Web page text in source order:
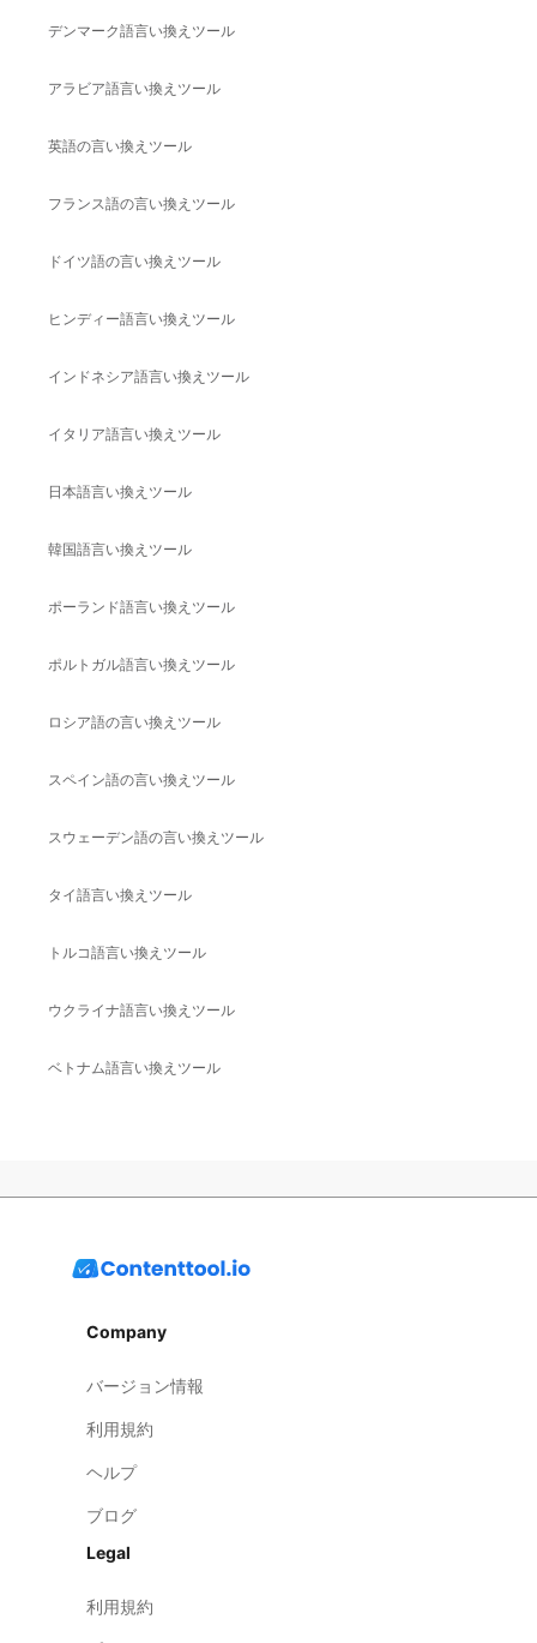
デンマーク語言い換えツール
アラビア語言い換えツール
英語の言い換えツール
フランス語の言い換えツール
ドイツ語の言い換えツール
ヒンディー語言い換えツール
インドネシア語言い換えツール
イタリア語言い換えツール
日本語言い換えツール
韓国語言い換えツール
ポーランド語言い換えツール
ポルトガル語言い換えツール
ロシア語の言い換えツール
スペイン語の言い換えツール
スウェーデン語の言い換えツール
タイ語言い換えツール
トルコ語言い換えツール
ウクライナ語言い換えツール
ベトナム語言い換えツール
Company
バージョン情報
利用規約
ヘルプ
ブログ
Legal
利用規約